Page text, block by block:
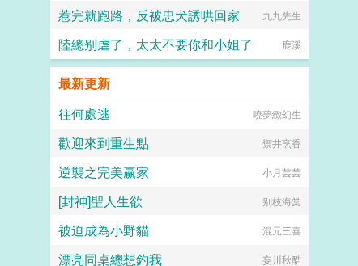
惹完就跑路，反被忠犬誘哄回家 九九先生
陸總别虐了，太太不要你和小姐了 鹿溪
最新更新
往何處逃
曉夢緻幻生
歡迎來到重生點 禦井烹香
逆襲之完美赢家 小月芸芸
[封神]聖人生欲 别枝海棠
被迫成為小野貓 混元三喜
漂亮同桌總想釣我 妄川秋酷